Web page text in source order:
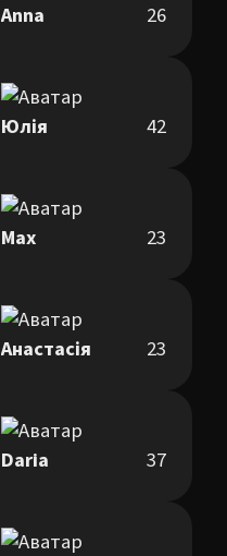
Anna 26
Юлія 42
Max 23
Анастасія 23
Daria 37